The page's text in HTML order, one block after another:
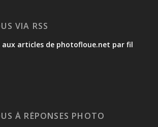
VIA RSS
À RÉPONSES PHOTO